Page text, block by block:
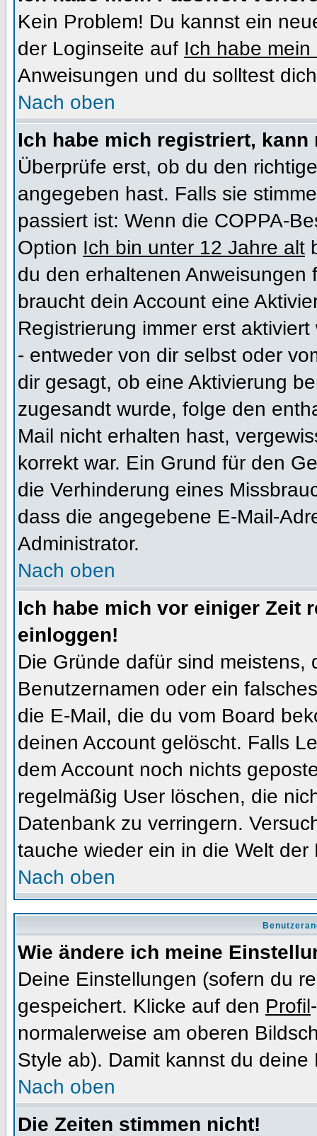
Kein Problem! Du kannst ein
der Loginseite auf Ich habe
Anweisungen und du solltest
Nach oben
Ich habe mich registriert,
Überprüfe erst, ob du den
angegeben hast. Falls sie
passiert ist: Wenn die COPPA-
Option Ich bin unter 12 Jahre alt
du den erhaltenen
braucht dein Account eine
Registrierung immer erst
- entweder von dir selbst oder
dir gesagt, ob eine Aktivierung
zugesandt wurde, folge den
Mail nicht erhalten hast,
korrekt war. Ein Grund für den
die Verhinderung eines
dass die angegebene E-Mail-
Administrator.
Nach oben
Ich habe mich vor einiger Zeit
einloggen!
Die Gründe dafür sind
Benutzernamen oder ein
die E-Mail, die du vom Board
deinen Account gelöscht. Falls
dem Account noch nichts
regelmäßig User löschen, die
Datenbank zu verringern.
tauche wieder ein in die Welt der
Nach oben
Wie ändere ich meine
Deine Einstellungen (sofern du
gespeichert. Klicke auf den Profil
normalerweise am oberen
Style ab). Damit kannst du
Nach oben
Die Zeiten stimmen nicht!